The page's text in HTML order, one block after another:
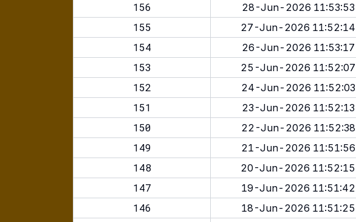
156
28-Jun-2026 11:53:53
155
27-Jun-2026 11:52:14
154
26-Jun-2026 11:53:17
153
25-Jun-2026 11:52:07
152
24-Jun-2026 11:52:03
151
23-Jun-2026 11:52:13
150
22-Jun-2026 11:52:38
149
21-Jun-2026 11:51:56
148
20-Jun-2026 11:52:15
147
19-Jun-2026 11:51:42
146
18-Jun-2026 11:51:25